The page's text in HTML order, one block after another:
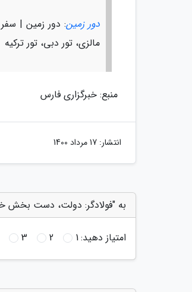
دور زمین: دور زمین | سفر
مالزی، تور دبی، تور ترکیه
منبع: خبرگزاری فارس
انتشار: 17 مرداد 1400
به "فولادگر: دولت، دست بخش
امتیاز دهید:1
2
3